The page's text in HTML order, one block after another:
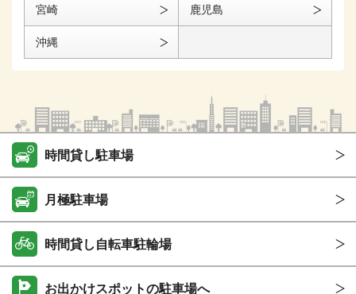
宮崎 鹿児島
沖縄
時間貸し駐車場
月極駐車場
時間貸し自転車駐輪場
お出かけスポットの駐車場へ